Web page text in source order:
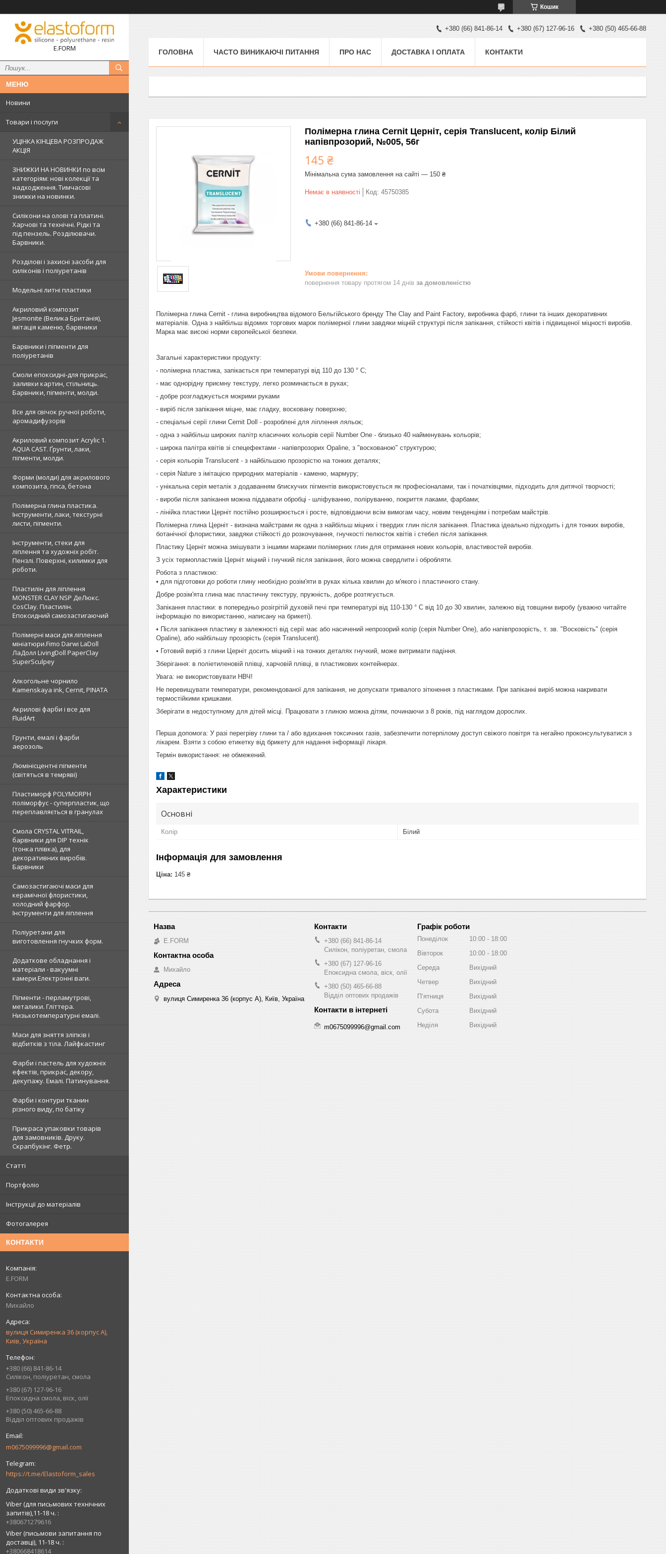
Кошик
E.FORM
Новини
Товари і послуги
УЦІНКА КІНЦЕВА РОЗПРОДАЖ
АКЦІЯ
ЗНИЖКИ НА НОВИНКИ по всім
категоріям: нові колекцїї та
надходження. Тимчасові
знижки на новинки.
Силікони на олові та платині.
Харчові та технічні. Рідкі та
під пензель. Розділювачи.
Барвники.
Розділові і захисні засоби для
силіконів і поліуретанів
Модельні литні пластики
Акриловий композит
Jesmonite (Велика Британія),
імітація каменю, барвники
Барвники і пігменти для
поліуретанів
Смоли епоксидні-для прикрас,
заливки картин, стільниць.
Барвники, пігменти, молди.
Все для свічок ручної роботи,
аромадифузорів
Акриловий композит Acrylic 1.
AQUA CAST. Ґрунти, лаки,
пігменти, молди.
Форми (молди) для акрилового
композита, гіпса, бетона
Полімерна глина пластика.
Інструменти, лаки, текстурні
листи, пігменти.
Інструменти, стеки для
ліплення та художніх робіт.
Пензлі. Поверхні, килимки для
роботи.
Пластилін для ліплення
MONSTER CLAY NSP ДеЛюкс.
CosClay. Пластилін.
Епоксидний самозастигаючий
Полімерні маси для ліплення
мініатюри.Fimo Darwi LaDoll
ЛаДолл LivingDoll PaperClay
SuperSculpey
Алкогольне чорнило
Kamenskaya ink, Cernit, PINATA
Акрилові фарби і все для
FluidArt
Грунти, емалі і фарби
аерозоль
Люмінісцентні пігменти
(світяться в темряві)
Пластиморф POLYMORPH
поліморфус - суперпластик, що
переплавляється в гранулах
Смола CRYSTAL VITRAIL,
барвники для DIP технік
(тонка плівка), для
декоративних виробів.
Барвники
Самозастигаючі маси для
керамічної флористики,
холодний фарфор.
Інструменти для ліплення
Поліуретани для
виготовлення гнучких форм.
Додаткове обладнання і
матеріали - вакуумні
камери.Електронні ваги.
Пігменти - перламутрові,
металики. Гліттера.
Низькотемпературні емалі.
Маси для зняття зліпків і
відбитків з тіла. Лайфкастинг
Фарби і пастель для художніх
ефектів, прикрас, декору,
декупажу. Емалі. Патинування.
Фарби і контури тканин
різного виду, по батіку
Прикраса упаковки товарів
для замовників. Друку.
Скрапбукінг. Фетр.
Статті
Портфоліо
Інструкції до матеріалів
Фотогалерея
КОНТАКТИ
E.FORM
Михайло
вулиця Симиренка 36 (корпус А),
Київ, Україна
+380 (66) 841-86-14
Силікон, поліуретан, смола
+380 (67) 127-96-16
Епоксидна смола, віск, олії
+380 (50) 465-66-88
Відділ оптових продажів
m0675099996@gmail.com
https://t.me/Elastoform_sales
Viber (для письмових технічних
запитів),11-18 ч.
+380671279616
Viber (письмови запитання по
доставці), 11-18 ч.
+380668418614
+380 (66) 841-86-14 +380 (67) 127-96-16 +380 (50) 465-66-88
ГОЛОВНА ЧАСТО ВИНИКАЮЧІ ПИТАННЯ ПРО НАС ДОСТАВКА І ОПЛАТА КОНТАКТИ
Полімерна глина Cernit Церніт, серія Translucent, колір Білий
напівпрозорий, №005, 56г
145 ₴
Мінімальна сума замовлення на сайті — 150 ₴
Немає в наявності Код: 45750385
+380 (66) 841-86-14
повернення товару протягом 14 днів за домовленістю
Полімерна глина Cernit - глина виробництва відомого Бельгійського бренду The Clay and Paint Factory, виробника фарб, глини та інших декоративних
матеріалів. Одна з найбільш відомих торгових марок полімерної глини завдяки міцній структурі після запікання, стійкості квітів і підвищеної міцності виробів.
Марка має високі норми європейської безпеки.
Загальні характеристики продукту:
- полімерна пластика, запікається при температурі від 110 до 130 ° С;
- має однорідну приємну текстуру, легко розминається в руках;
- добре розгладжується мокрими руками
- виріб після запікання міцне, має гладку, восковану поверхню;
- спеціальні серії глини Cernit Doll - розроблені для ліплення ляльок;
- одна з найбільш широких палітр класичних кольорів серії Number One - близько 40 найменувань кольорів;
- широка палітра квітів зі спецефектами - напівпрозорих Opaline, з "воскованою" структурою;
- серія кольорів Translucent - з найбільшою прозорістю на тонких деталях;
- серія Nature з імітацією природних матеріалів - каменю, мармуру;
- унікальна серія металік з додаванням блискучих пігментів використовується як професіоналами, так і початківцями, підходить для дитячої творчості;
- вироби після запікання можна піддавати обробці - шліфуванню, поліруванню, покриття лаками, фарбами;
- лінійка пластики Церніт постійно розширюється і росте, відповідаючи всім вимогам часу, новим тенденціям і потребам майстрів.
Полімерна глина Церніт - визнана майстрами як одна з найбільш міцних і твердих глин після запікання. Пластика ідеально підходить і для тонких виробів,
ботанічної флористики, завдяки стійкості до розкочування, гнучкості пелюсток квітів і стебел після запікання.
Пластику Церніт можна змішувати з іншими марками полімерних глин для отримання нових кольорів, властивостей виробів.
З усіх термопластиків Церніт міцний і гнучкий після запікання, його можна свердлити і обробляти.
Робота з пластикою:
• для підготовки до роботи глину необхідно розім'яти в руках кілька хвилин до м'якого і пластичного стану.
Добре розім'ята глина має пластичну текстуру, пружність, добре розтягується.
Запікання пластики: в попередньо розігрітій духовій печі при температурі від 110-130 ° C від 10 до 30 хвилин, залежно від товщини виробу (уважно читайте
інформацію по використанню, написану на брикеті).
• Після запікання пластику в залежності від серії має або насичений непрозорий колір (серія Number One), або напівпрозорість, т. зв. "Восковість" (серія
Opaline), або найбільшу прозорість (серія Translucent).
• Готовий виріб з глини Церніт досить міцний і на тонких деталях гнучкий, може витримати падіння.
Зберігання: в поліетиленовій плівці, харчовій плівці, в пластикових контейнерах.
Увага: не використовувати НВЧ!
Не перевищувати температури, рекомендованої для запікання, не допускати тривалого зіткнення з пластиками. При запіканні виріб можна накривати
термостійкими кришками.
Зберігати в недоступному для дітей місці. Працювати з глиною можна дітям, починаючи з 8 років, під наглядом дорослих.
Перша допомога: У разі перегріву глини та / або вдихання токсичних газів, забезпечити потерпілому доступ свіжого повітря та негайно проконсультуватися з
лікарем. Взяти з собою етикетку від брикету для надання інформації лікаря.
Термін використання: не обмежений.
Характеристики
Основні
Колір Білий
Інформація для замовлення
Ціна: 145 ₴
E.FORM
Михайло
вулиця Симиренка 36 (корпус А), Київ, Україна
+380 (66) 841-86-14
Силікон, поліуретан, смола
+380 (67) 127-96-16
Епоксидна смола, віск, олії
+380 (50) 465-66-88
Відділ оптових продажів
m0675099996@gmail.com
Графік роботи
Понеділок 10:00
18:00
Вівторок
10:00
18:00
Середа
Вихідний
Четвер
Вихідний
Пʼятниця
Вихідний
Субота
Вихідний
Неділя
Вихідний